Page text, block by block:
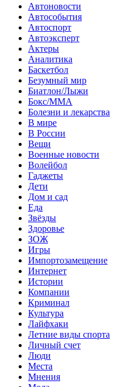
Автоновости
Автособытия
Автоспорт
Автоэксперт
Актеры
Аналитика
Баскетбол
Безумный мир
Биатлон/Лыжи
Бокс/MMA
Болезни и лекарства
В мире
В России
Вещи
Военные новости
Волейбол
Гаджеты
Дети
Дом и сад
Еда
Звёзды
Здоровье
ЗОЖ
Игры
Импортозамещение
Интернет
Истории
Компании
Криминал
Культура
Лайфхаки
Летние виды спорта
Личный счет
Люди
Места
Мнения